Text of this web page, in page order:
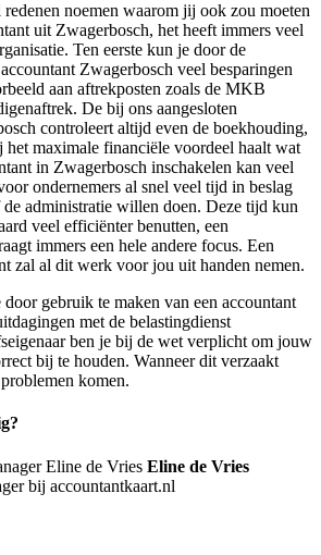
noemen waarom jij ook zou moeten
uit Zwagerbosch, het heeft immers veel
Ten eerste kun je door de
Zwagerbosch veel besparingen
aan aftrekposten zoals de MKB
De bij ons aangesloten
controleert altijd even de boekhouding,
het maximale financiële voordeel haalt wat
in Zwagerbosch inschakelen kan veel
ondernemers al snel veel tijd in beslag
de administratie willen doen. Deze tijd kun
veel efficiënter benutten, een
immers een hele andere focus. Een
zal al dit werk voor jou uit handen nemen.
gebruik te maken van een accountant
met de belastingdienst
ben je bij de wet verplicht om jouw
bij te houden. Wanneer dit verzaakt
komen.
Eline de Vries
bij accountantkaart.nl